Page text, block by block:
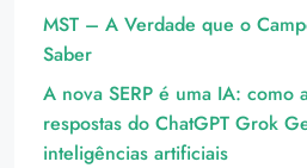
MST – A Verdade que o
Saber
A nova SERP é uma IA: como
respostas do ChatGPT Grok
inteligências artificiais